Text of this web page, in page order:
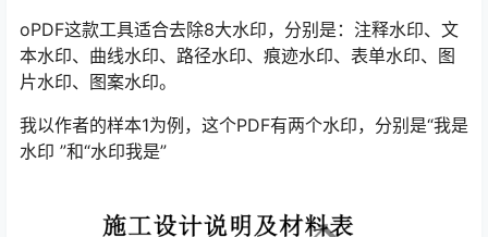
oPDF这款工具适合去除8大水印，分别是：注释水印、文
本水印、曲线水印、路径水印、痕迹水印、表单水印、图
片水印、图案水印。
我以作者的样本1为例，这个PDF有两个水印，分别是“我是
水印 ”和“水印我是”